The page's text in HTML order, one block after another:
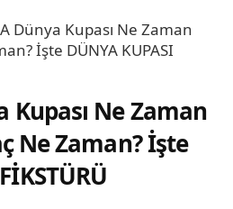
Dünya Kupası Ne Zaman
İşte DÜNYA KUPASI
Kupası Ne Zaman
Ne Zaman? İşte